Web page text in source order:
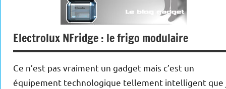
Electrolux NFridge : le frigo modulaire
Ce n’est pas vraiment un gadget mais c’est un
équipement technologique tellement intelligent que